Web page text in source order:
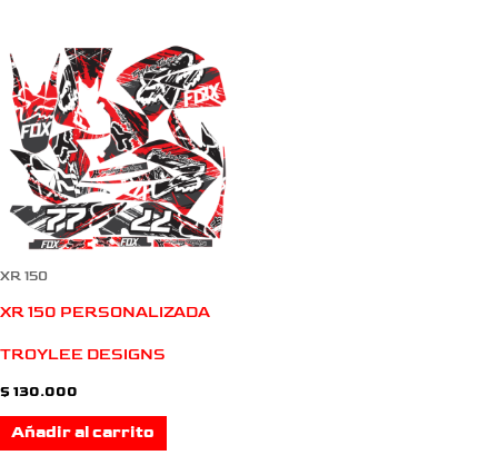
XR 150
XR 150 PERSONALIZADA
TROYLEE DESIGNS
$ 130.000
Añadir al carrito